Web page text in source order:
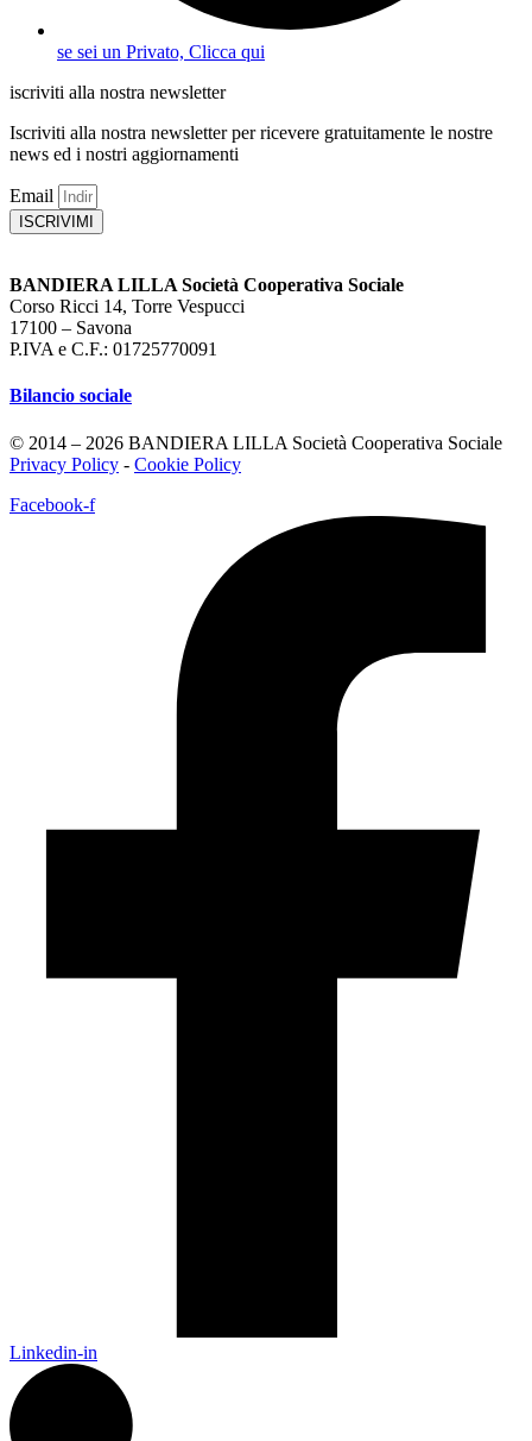
se sei un Privato, Clicca qui
iscriviti alla nostra newsletter
Iscriviti alla nostra newsletter per ricevere gratuitamente le nostre
news ed i nostri aggiornamenti
Email
ISCRIVIMI
BANDIERA LILLA Società Cooperativa Sociale
Corso Ricci 14, Torre Vespucci
17100 – Savona
P.IVA e C.F.: 01725770091
Bilancio sociale
© 2014 – 2026 BANDIERA LILLA Società Cooperativa Sociale
Privacy Policy - Cookie Policy
Facebook-f
Linkedin-in